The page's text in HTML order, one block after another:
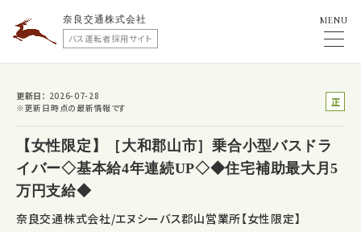
奈良交通株式会社
バス運転者採用サイト
MENU
更新日
2026-07-28
※更新日時点の最新情報です
正
【女性限定】［大和郡山市］乗合小型バスドラ
イバー◇基本給4年連続UP◇◆住宅補助最大月5
万円支給◆
奈良交通株式会社/エヌシーバス郡山営業所【女性限定】